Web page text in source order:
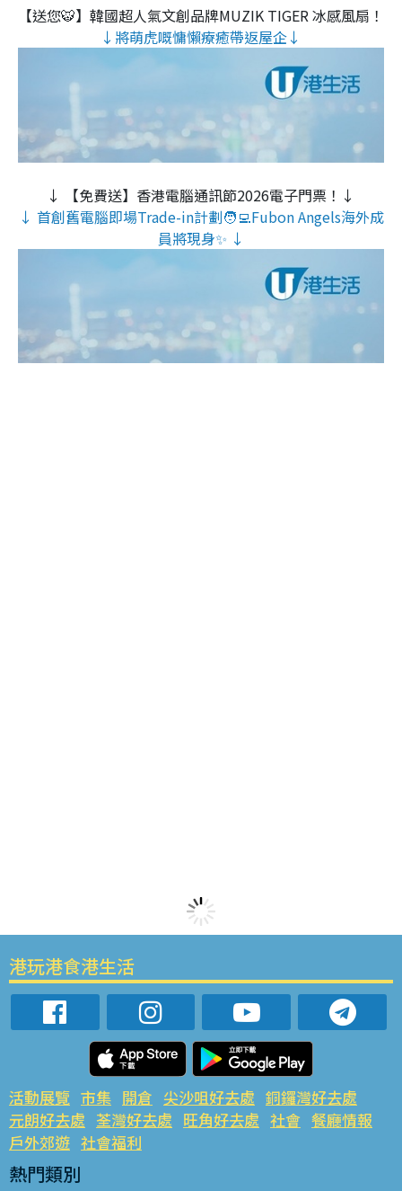
【送您🐯】韓國超人氣文創品牌MUZIK TIGER 冰感風扇！
↓將萌虎嘅慵懶療癒帶返屋企↓
↓ 【免費送】香港電腦通訊節2026電子門票！↓
↓ 首創舊電腦即場Trade-in計劃🧑‍💻Fubon Angels海外成
員將現身✨ ↓
港玩港食港生活
活動展覽 市集 開倉 尖沙咀好去處 銅鑼灣好去處
元朗好去處 荃灣好去處 旺角好去處 社會 餐廳情報
戶外郊遊 社會福利
熱門類別